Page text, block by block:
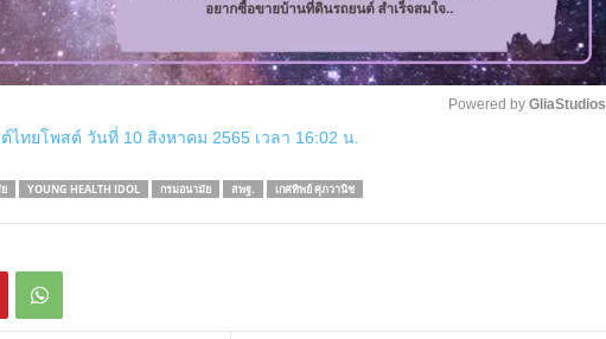
Powered by GliaStudios
ต์ไทยโพสต์ วันที่ 10 สิงหาคม 2565 เวลา 16:02 น.
YOUNG HEALTH IDOL กรมอนามัย สพฐ. เกศทิพย์ ศุภวานิช